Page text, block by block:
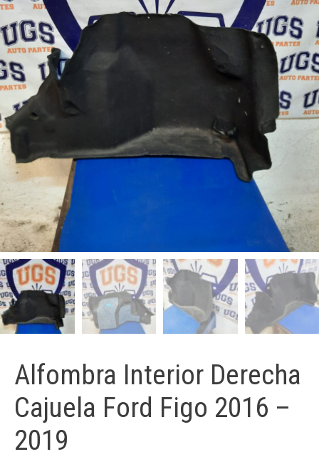
Alfombra Interior Derecha
Cajuela Ford Figo 2016 –
2019